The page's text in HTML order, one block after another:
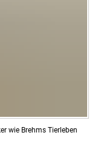
wie Brehms Tierleben